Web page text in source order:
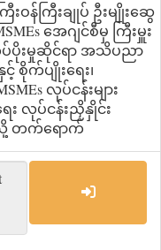
းဝန်ကြီးချုပ် ဦးမျိုးဆွေ
အေဂျင်စီမှ ကြီးမှူး
ပိုးမှုဆိုင်ရာ အသိပညာ
စိုက်ပျိုးရေး၊
လုပ်ငန်းများ
း လုပ်ငန်းညှိနှိုင်း
တက်ရောက်